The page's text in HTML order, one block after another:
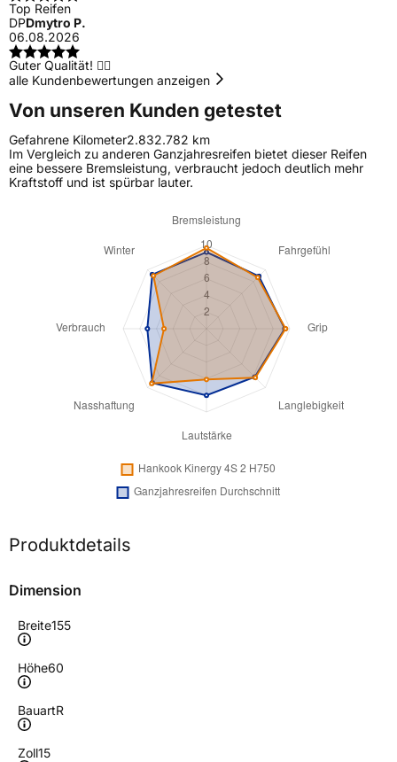
Top Reifen
DPDmytro P.
06.08.2026
Guter Qualität! 👍🏻
alle Kundenbewertungen anzeigen
Von unseren Kunden getestet
Gefahrene Kilometer2.832.782 km
Im Vergleich zu anderen Ganzjahresreifen bietet dieser Reifen
eine bessere Bremsleistung, verbraucht jedoch deutlich mehr
Kraftstoff und ist spürbar lauter.
Produktdetails
Dimension
Breite155
Höhe60
BauartR
Zoll15